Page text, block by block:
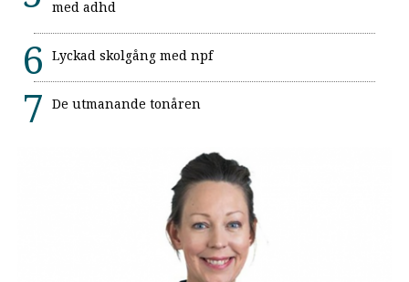
med adhd
Lyckad skolgång med npf
De utmanande tonåren